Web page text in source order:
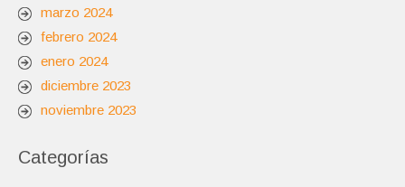
marzo 2024
febrero 2024
enero 2024
diciembre 2023
noviembre 2023
Categorías